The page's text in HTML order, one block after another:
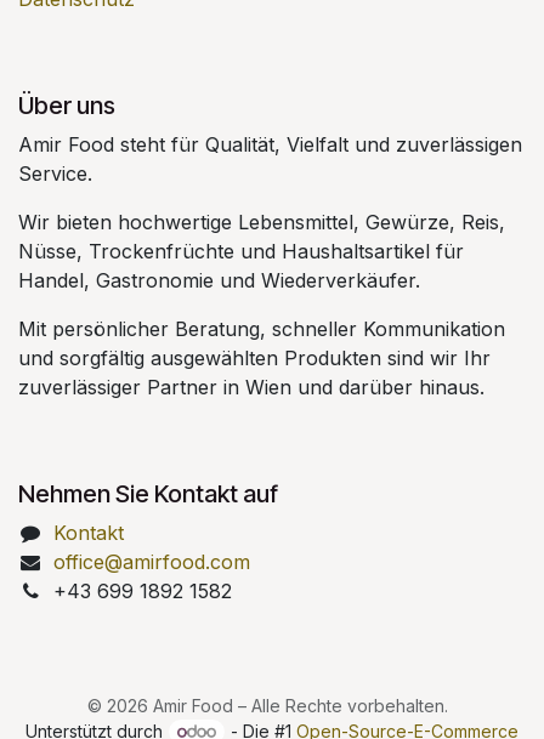
Über uns
Amir Food steht für Qualität, Vielfalt und zuverlässigen
Service.
Wir bieten hochwertige Lebensmittel, Gewürze, Reis,
Nüsse, Trockenfrüchte und Haushaltsartikel für
Handel, Gastronomie und Wiederverkäufer.
Mit persönlicher Beratung, schneller Kommunikation
und sorgfältig ausgewählten Produkten sind wir Ihr
zuverlässiger Partner in Wien und darüber hinaus.
Nehmen Sie Kontakt auf
Kontakt
office@amirfood.com
+43 699 1892 1582
© 2026 Amir Food – Alle Rechte vorbehalten.
Unterstützt durch
- Die #1Open-Source-E-Commerce